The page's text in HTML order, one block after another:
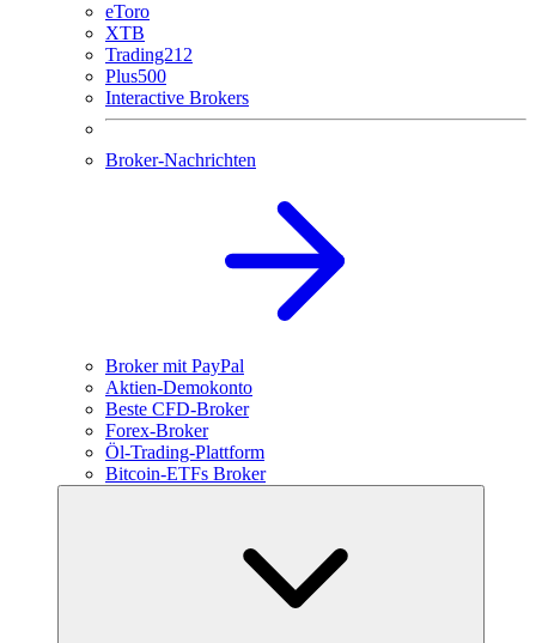
eToro
XTB
Trading212
Plus500
Interactive Brokers
Broker-Nachrichten
Broker mit PayPal
Aktien-Demokonto
Beste CFD-Broker
Forex-Broker
Öl-Trading-Plattform
Bitcoin-ETFs Broker